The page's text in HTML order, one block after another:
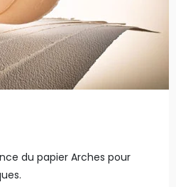
du papier Arches pour